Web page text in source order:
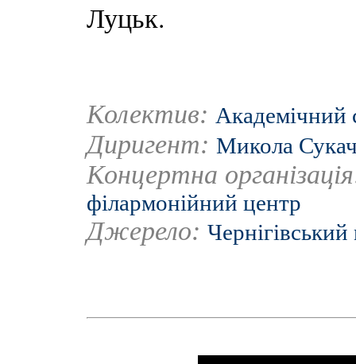
Луцьк.
Колектив: Академічний
Диригент: Микола
Концертна
філармонійний центр
Джерело: